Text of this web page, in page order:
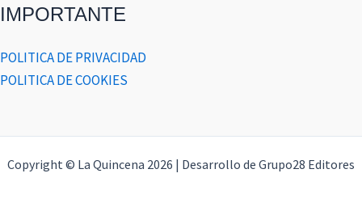
IMPORTANTE
POLITICA DE PRIVACIDAD
POLITICA DE COOKIES
Copyright © La Quincena 2026 | Desarrollo de Grupo28 Editores